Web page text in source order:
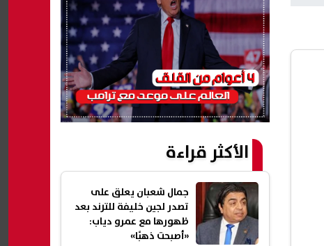
الأكثر قراءة
جمال شعبان يعلق على
تصدر لجين خليفة للترند بعد
ظهورها مع عمرو دياب:
«أصبحت ذهبًا»